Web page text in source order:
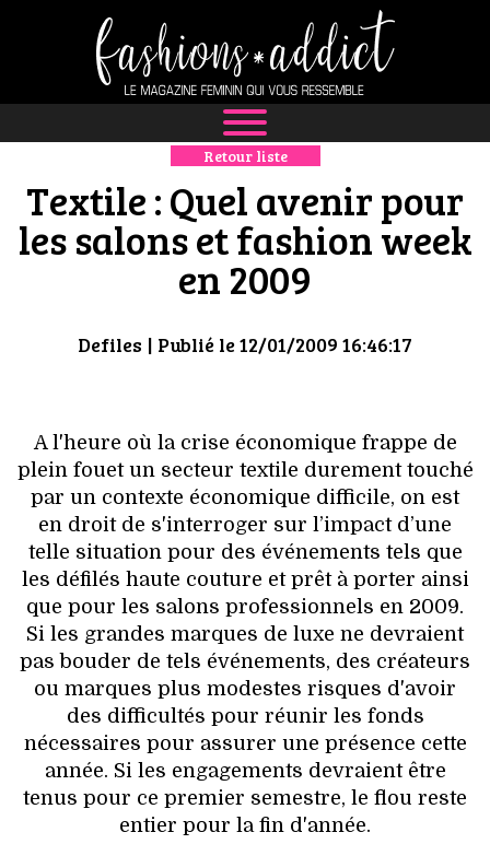
NEWS
MODE
LUXE
DÉFILÉS
CULTURE
HIGH TECH
MAISON
AUTO
LIEUX TENDANCES
BEAUTÉ
MODE DE RUE
JEUNES CRÉATEURS
Retour liste
Textile : Quel avenir pour
les salons et fashion week
en 2009
Defiles | Publié le 12/01/2009 16:46:17
A l'heure où la crise économique frappe de
plein fouet un secteur textile durement touché
par un contexte économique difficile, on est
en droit de s'interroger sur l’impact d’une
telle situation pour des événements tels que
les défilés haute couture et prêt à porter ainsi
que pour les salons professionnels en 2009.
Si les grandes marques de luxe ne devraient
pas bouder de tels événements, des créateurs
ou marques plus modestes risques d'avoir
des difficultés pour réunir les fonds
nécessaires pour assurer une présence cette
année. Si les engagements devraient être
tenus pour ce premier semestre, le flou reste
entier pour la fin d'année.